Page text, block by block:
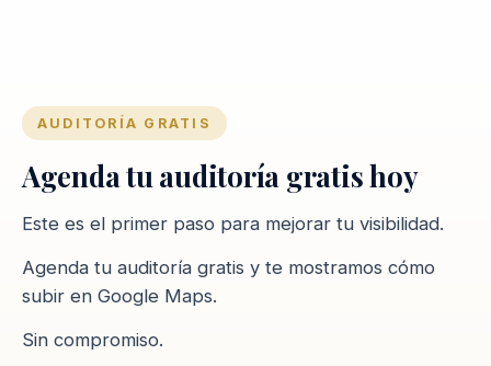
AUDITORÍA GRATIS
Agenda tu auditoría gratis hoy
Este es el primer paso para mejorar tu visibilidad.
Agenda tu auditoría gratis y te mostramos cómo
subir en Google Maps.
Sin compromiso.